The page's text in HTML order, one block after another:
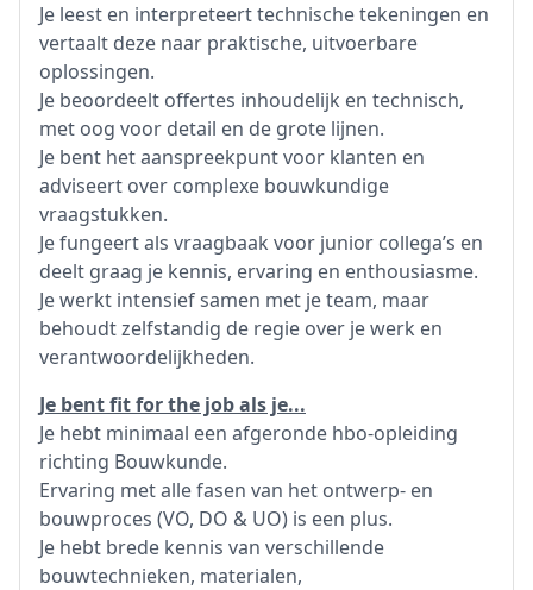
Je leest en interpreteert technische tekeningen en
vertaalt deze naar praktische, uitvoerbare
oplossingen.
Je beoordeelt offertes inhoudelijk en technisch,
met oog voor detail en de grote lijnen.
Je bent het aanspreekpunt voor klanten en
adviseert over complexe bouwkundige
vraagstukken.
Je fungeert als vraagbaak voor junior collega’s en
deelt graag je kennis, ervaring en enthousiasme.
Je werkt intensief samen met je team, maar
behoudt zelfstandig de regie over je werk en
verantwoordelijkheden.
Je bent fit for the job als je...
Je hebt minimaal een afgeronde hbo-opleiding
richting Bouwkunde.
Ervaring met alle fasen van het ontwerp- en
bouwproces (VO, DO & UO) is een plus.
Je hebt brede kennis van verschillende
bouwtechnieken, materialen,